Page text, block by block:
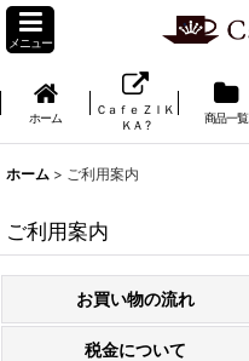
メニュー
ホーム
Ｃａｆｅ ＺＩＫ
ＫＡ ?
商品一覧
ホーム > ご利用案内
ご利用案内
お買い物の流れ
税金について